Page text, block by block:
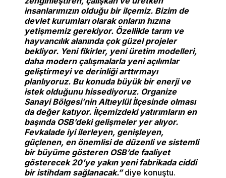
insanlarımızın olduğu bir ilçemiz. Bizim de
devlet kurumları olarak onların hızına
yetişmemiz gerekiyor. Özellikle tarım ve
hayvancılık alanında çok güzel projeler
bekliyor. Yeni fikirler, yeni üretim modelleri,
daha modern çalışmalarla yeni açılımlar
geliştirmeyi ve derinliği arttırmayı
planlıyoruz. Bu konuda büyük bir enerji ve
istek olduğunu hissediyoruz. Organize
Sanayi Bölgesi’nin Altıeylül İlçesinde olması
da değer katıyor. İlçemizdeki yatırımların en
başında OSB’deki gelişmeler yer alıyor.
Fevkalade iyi ilerleyen, genişleyen,
güçlenen, en önemlisi de düzenli ve sistemli
bir büyüme gösteren OSB’de faaliyet
gösterecek 20’ye yakın yeni fabrikada ciddi
bir istihdam sağlanacak.”diye konuştu.